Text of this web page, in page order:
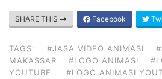
SHARE THIS Facebook
TAGS: #JASA VIDEO ANIMASI
MAKASSAR
#LOGO ANIMASI
YOUTUBE.
#LOGO ANIMASI